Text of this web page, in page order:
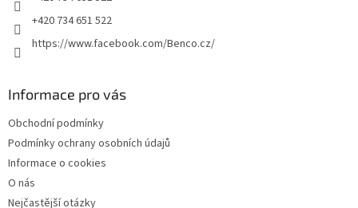
+420 734 651 522
https://www.facebook.com/Benco.cz/
Informace pro vás
Obchodní podmínky
Podmínky ochrany osobních údajů
Informace o cookies
O nás
Nejčastější otázky